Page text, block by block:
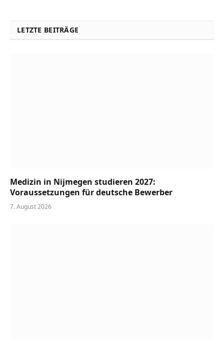
LETZTE BEITRÄGE
Medizin in Nijmegen studieren 2027:
Voraussetzungen für deutsche Bewerber
7. August 2026